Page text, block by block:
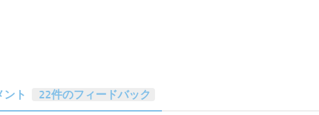
ント 22件のフィードバック